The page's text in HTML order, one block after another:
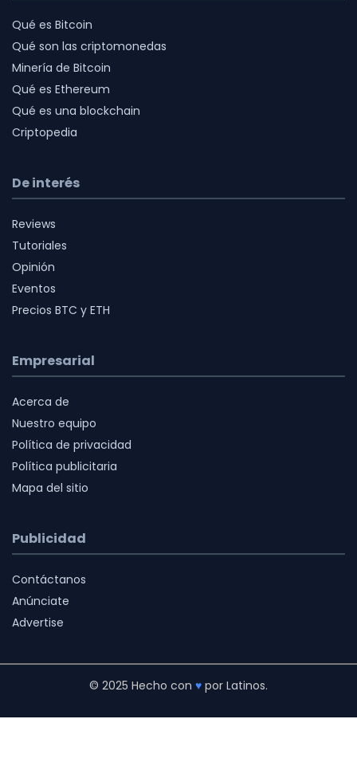
Qué es Bitcoin
Qué son las criptomonedas
Minería de Bitcoin
Qué es Ethereum
Qué es una blockchain
Criptopedia
De interés
Reviews
Tutoriales
Opinión
Eventos
Precios BTC y ETH
Empresarial
Acerca de
Nuestro equipo
Política de privacidad
Política publicitaria
Mapa del sitio
Publicidad
Contáctanos
Anúnciate
Advertise
© 2025 Hecho con ♥ por Latinos.